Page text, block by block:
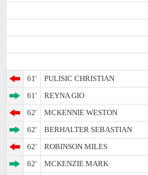
61'
PULISIC CHRISTIAN
61'
REYNA GIO
62'
MCKENNIE WESTON
62'
BERHALTER SEBASTIAN
62'
ROBINSON MILES
62'
MCKENZIE MARK